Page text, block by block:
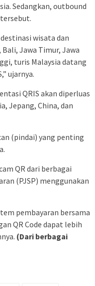
Sedangkan, outbound
wisata dan
Jawa Timur, Jawa
turis Malaysia datang
ujarnya.
QRIS akan diperluas
Jepang, China, dan
(pindai) yang penting
QR dari berbagai
(PJSP) menggunakan
pembayaran bersama
QR Code dapat lebih
(Dari berbagai